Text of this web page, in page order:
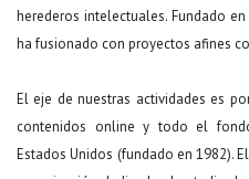
herederos intelectuales. Fundado
ha fusionado con proyectos afines
El eje de nuestras actividades es
contenidos online y todo el
Estados Unidos (fundado en 1982).